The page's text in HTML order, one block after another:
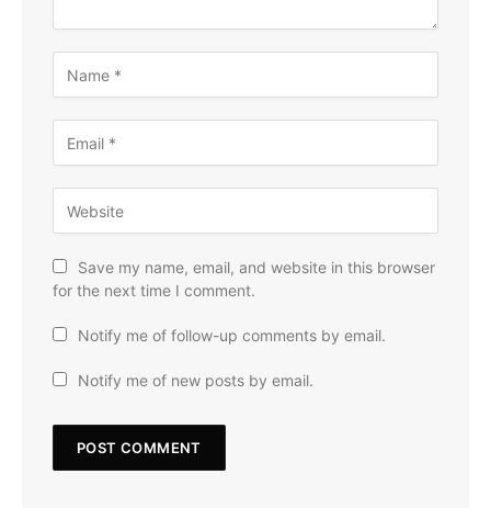
Save my name, email, and website in this browser
for the next time I comment.
Notify me of follow-up comments by email.
Notify me of new posts by email.